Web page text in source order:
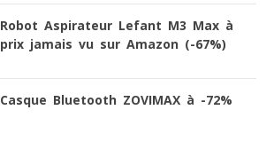
Robot Aspirateur Lefant M3 Max à
prix jamais vu sur Amazon (-67%)
Casque Bluetooth ZOVIMAX à -72%